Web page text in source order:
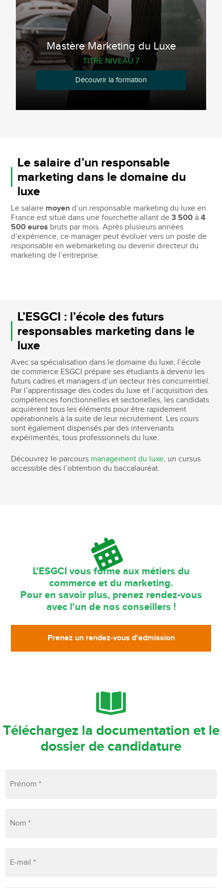
Mastère Marketing du Luxe
TITRE NIVEAU 7
Découvrir la formation
Le salaire d’un responsable
marketing dans le domaine du
luxe
Le salaire moyen d’un responsable marketing du luxe en
France est situé dans une fourchette allant de 3 500 à4
500 euros bruts par mois. Après plusieurs années
d’expérience, ce manager peut évoluer vers un poste de
responsable en webmarketing ou devenir directeur du
marketing de l’entreprise.
L’ESGCI : l’école des futurs
responsables marketing dans le
luxe
Avec sa spécialisation dans le domaine du luxe, l’école
de commerce ESGCI prépare ses étudiants à devenir les
futurs cadres et managers d’un secteur très concurrentiel.
Par l’apprentissage des codes du luxe et l’acquisition des
compétences fonctionnelles et sectorielles, les candidats
acquièrent tous les éléments pour être rapidement
opérationnels à la suite de leur recrutement. Les cours
sont également dispensés par des intervenants
expérimentés, tous professionnels du luxe.
Découvrez le parcours management du luxe, un cursus
accessible dès l’obtention du baccalauréat.
L'ESGCI vous forme aux métiers du
commerce et du marketing.
Pour en savoir plus, prenez rendez-vous
avec l'un de nos conseillers !
Prenez un rendez-vous d'admission
Téléchargez la documentation et le
dossier de candidature